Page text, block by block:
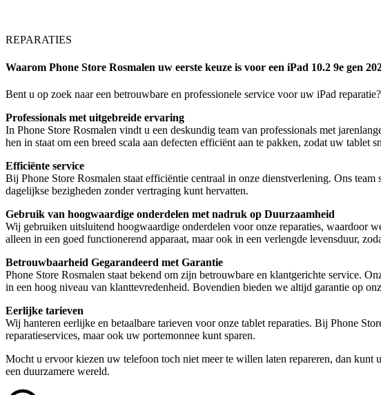
REPARATIES
Waarom Phone Store Rosmalen uw eerste keuze is voor een iPad 10.2 9e gen
Bent u op zoek naar een betrouwbare en professionele service voor uw iPad
Professionals met uitgebreide ervaring
In Phone Store Rosmalen vindt u een deskundig team van professionals met
hen in staat om een breed scala aan defecten efficiënt aan te pakken, zodat uw tablet
Efficiënte service
Bij Phone Store Rosmalen staat efficiëntie centraal in onze dienstverlening. Ons
dagelijkse bezigheden zonder vertraging kunt hervatten.
Gebruik van hoogwaardige onderdelen met nadruk op Duurzaamheid
Wij gebruiken uitsluitend hoogwaardige onderdelen voor onze reparaties, waardoor
alleen in een goed functionerend apparaat, maar ook in een verlengde levensduur,
Betrouwbaarheid Gegarandeerd met Garantie
Phone Store Rosmalen staat bekend om zijn betrouwbare en klantgerichte service.
in een hoog niveau van klanttevredenheid. Bovendien bieden we altijd garantie op
Eerlijke tarieven
Wij hanteren eerlijke en betaalbare tarieven voor onze tablet reparaties. Bij Phone
reparatieservices, maar ook uw portemonnee kunt sparen.
Mocht u ervoor kiezen uw telefoon toch niet meer te willen laten repareren, dan
een duurzamere wereld.